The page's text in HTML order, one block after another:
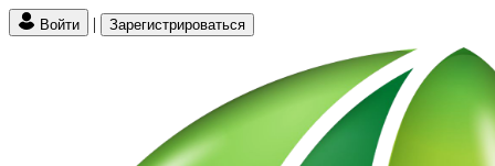
Войти | Зарегистрироваться